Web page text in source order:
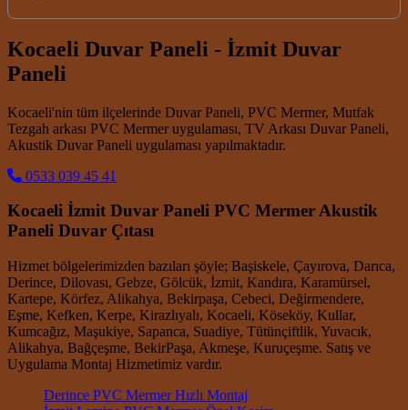
Kocaeli Duvar Paneli - İzmit Duvar
Paneli
Kocaeli'nin tüm ilçelerinde Duvar Paneli, PVC Mermer, Mutfak
Tezgah arkası PVC Mermer uygulaması, TV Arkası Duvar Paneli,
Akustik Duvar Paneli uygulaması yapılmaktadır.
0533 039 45 41
Kocaeli İzmit Duvar Paneli PVC Mermer Akustik
Paneli Duvar Çıtası
Hizmet bölgelerimizden bazıları şöyle; Başiskele, Çayırova, Darıca,
Derince, Dilovası, Gebze, Gölcük, İzmit, Kandıra, Karamürsel,
Kartepe, Körfez, Alikahya, Bekirpaşa, Cebeci, Değirmendere,
Eşme, Kefken, Kerpe, Kirazlıyalı, Kocaeli, Köseköy, Kullar,
Kumcağız, Maşukiye, Sapanca, Suadiye, Tütünçiftlik, Yuvacık,
Alikahya, Bağçeşme, BekirPaşa, Akmeşe, Kuruçeşme. Satış ve
Uygulama Montaj Hizmetimiz vardır.
Derince PVC Mermer Hızlı Montaj